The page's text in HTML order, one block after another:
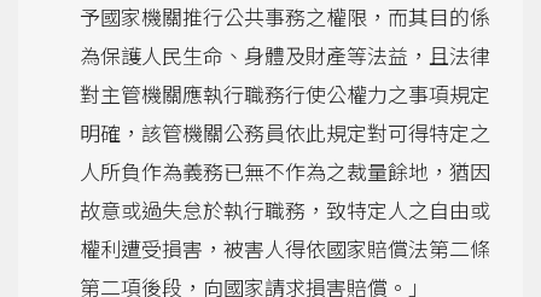
予國家機關推行公共事務之權限，而其目的係
為保護人民生命、身體及財產等法益，且法律
對主管機關應執行職務行使公權力之事項規定
明確，該管機關公務員依此規定對可得特定之
人所負作為義務已無不作為之裁量餘地，猶因
故意或過失怠於執行職務，致特定人之自由或
權利遭受損害，被害人得依國家賠償法第二條
第二項後段，向國家請求損害賠償。」